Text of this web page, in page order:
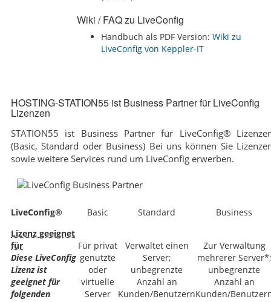
Wiki / FAQ zu LiveConfig
Handbuch als PDF Version: Wiki zu
LiveConfig von Keppler-IT‏‎‏‎
HOSTING-STATION55 ist Business Partner für LiveConfig
Lizenzen
STATION55 ist Business Partner für LiveConfig®
(Basic, Standard oder Business) Bei uns können Sie
sowie weitere Services rund um LiveConfig erwerben.
LiveConfig® Basic Standard
Business
Lizenz geeignet
für
Diese LiveConfig
Lizenz ist
geeignet für
folgenden
Für privat
genutzte
oder
virtuelle
Server
Verwaltet einen
Server;
unbegrenzte
Anzahl an
Kunden/Benutzern
Zur Verwaltung
mehrerer Server*;
unbegrenzte
Anzahl an
Kunden/